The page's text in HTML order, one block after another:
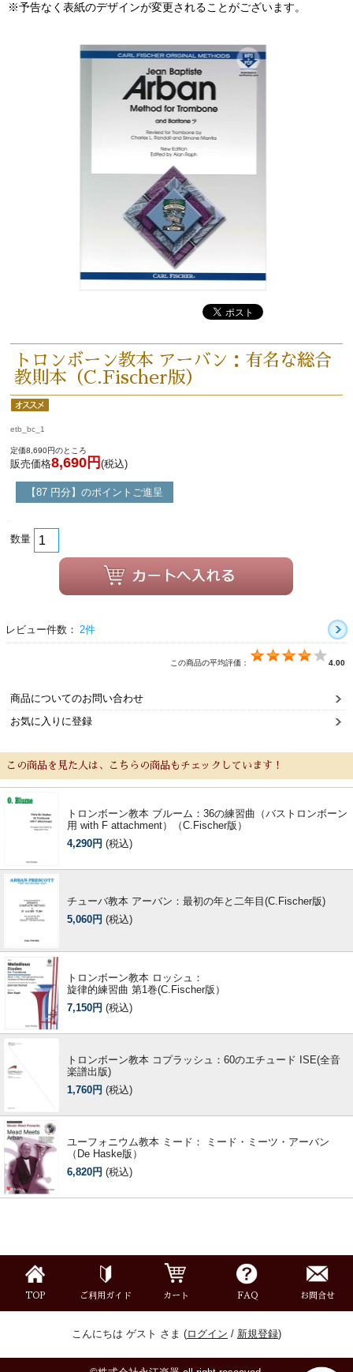
※予告なく表紙のデザインが変更されることがございます。
トロンボーン教本 アーバン：有名な総合
教則本（C.Fischer版）
etb_bc_1
定価8,690円のところ
販売価格8,690円 (税込)
【87 円分】のポイントご進呈
数量
レビュー件数： 2件
この商品の平均評価： 4.00
商品についてのお問い合わせ
お気に入りに登録
この商品を見た人は、こちらの商品もチェックしています！
トロンボーン教本 ブルーム：36の練習曲（バストロンボーン
用 with F attachment）（C.Fischer版）
4,290円 (税込)
チューバ教本 アーバン：最初の年と二年目(C.Fischer版)
5,060円 (税込)
トロンボーン教本 ロッシュ：
旋律的練習曲 第1巻(C.Fischer版）
7,150円 (税込)
トロンボーン教本 コプラッシュ：60のエチュード ISE(全音
楽譜出版)
1,760円 (税込)
ユーフォニウム教本 ミード： ミード・ミーツ・アーバン
（De Haske版）
6,820円 (税込)
TOP ご利用ガイド カート FAQ お問合せ
こんにちは ゲスト さま (ログイン / 新規登録)